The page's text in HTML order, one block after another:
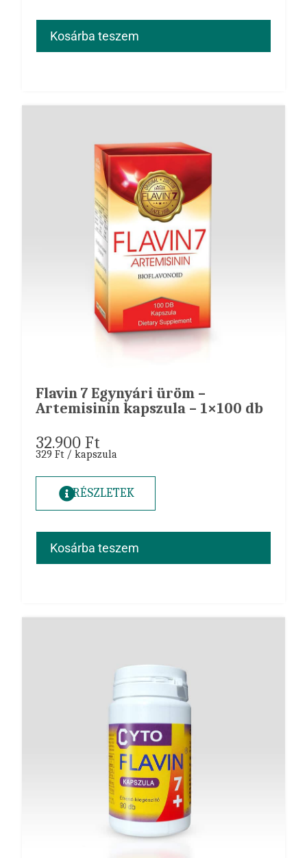
Kosárba teszem
Flavin 7 Egynyári üröm –
Artemisinin kapszula – 1×100 db
32.900Ft
329 Ft / kapszula
RÉSZLETEK
Kosárba teszem